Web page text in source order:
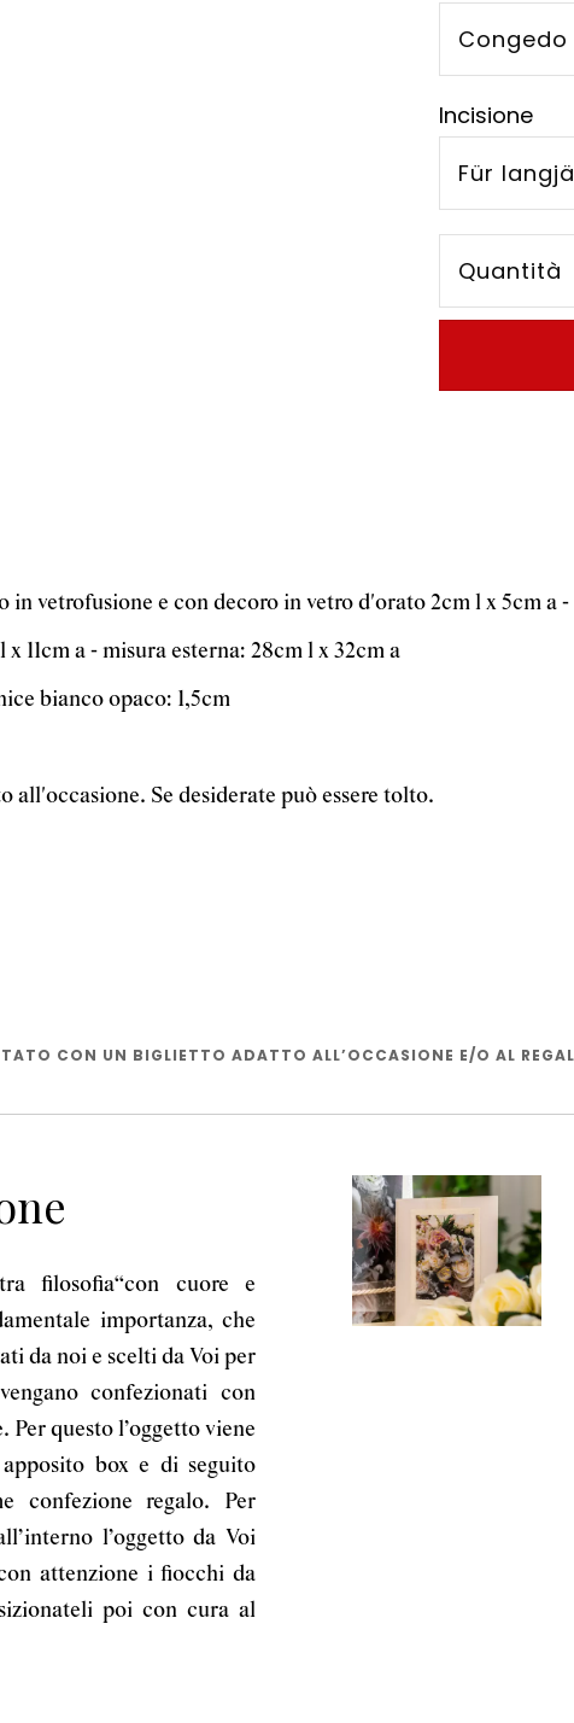
Congedo
Incisione
Für
Quantità
in vetrofusione e con decoro in vetro d'orato 2cm l x 5cm
11cm a - misura esterna: 28cm l x 32cm a
bianco opaco: 1,5cm
Se desiderate può essere tolto.
CON UN BIGLIETTO ADATTO ALL’OCCASIONE E/O AL
filosofia“con cuore e
importanza, che
da noi e scelti da Voi per
confezionati con
Per questo l’oggetto viene
box e di seguito
confezione regalo. Per
l’oggetto da Voi
attenzione i fiocchi da
poi con cura al